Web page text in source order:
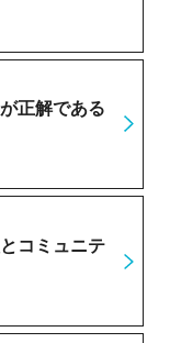
正解である
コミュニテ